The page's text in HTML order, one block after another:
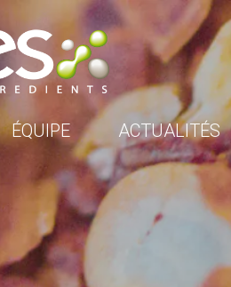
ÉQUIPE ACTUALITÉS